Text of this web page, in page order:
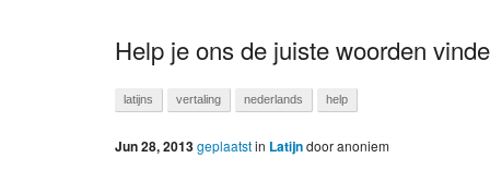
Help je ons de juiste woorden
latijns vertaling nederlands help
Jun 28, 2013geplaatstin Latijndooranoniem